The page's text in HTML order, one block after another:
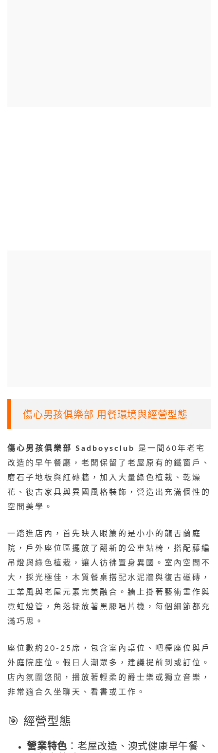
傷心男孩俱樂部 用餐環境與經營型態
傷心男孩俱樂部 Sadboysclub
是一間60年老宅
改造的早午餐廳，老闆保留了老屋原有的鐵窗戶、
磨石子地板與紅磚牆，加入大量綠色植栽、乾燥
花、復古家具與異國風格裝飾，營造出充滿個性的
空間美學。
一踏進店內，首先映入眼簾的是小小的龍舌蘭庭
院，戶外座位區擺放了翻新的公車站椅，搭配藤編
吊燈與綠色植栽，讓人彷彿置身異國。室內空間不
大，採光極佳，木質餐桌搭配水泥牆與復古磁磚，
工業風與老屋元素完美融合。牆上掛著藝術畫作與
霓虹燈管，角落擺放著黑膠唱片機，每個細節都充
滿巧思。
座位數約20-25席，包含室內桌位、吧檯座位與戶
外庭院座位。假日人潮眾多，建議提前到或訂位。
店內氛圍悠閒，播放著輕柔的爵士樂或獨立音樂，
非常適合久坐聊天、看書或工作。
🎯 經營型態
營業特色 ：老屋改造、澳式健康早午餐、